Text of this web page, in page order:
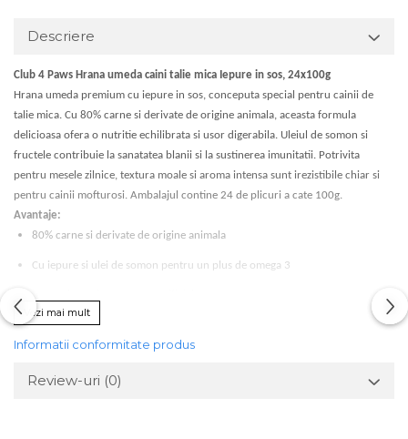
Descriere
Club 4 Paws Hrana umeda caini talie mica Iepure in sos, 24x100g
Hrana umeda premium cu iepure in sos, conceputa special pentru cainii de
talie mica. Cu 80% carne si derivate de origine animala, aceasta formula
delicioasa ofera o nutritie echilibrata si usor digerabila. Uleiul de somon si
fructele contribuie la sanatatea blanii si la sustinerea imunitatii. Potrivita
pentru mesele zilnice, textura moale si aroma intensa sunt irezistibile chiar si
pentru cainii mofturosi. Ambalajul contine 24 de plicuri a cate 100g.
Avantaje:
80% carne si derivate de origine animala
Cu iepure si ulei de somon pentru un plus de omega 3
Gust delicios si textura suculenta
Ideal pentru caini de talie mica
Compozitie:80% carne si derivate de origine animala in bucatele (4% iepure),
Vezi mai mult
Informatii conformitate produs
Review-uri (0)